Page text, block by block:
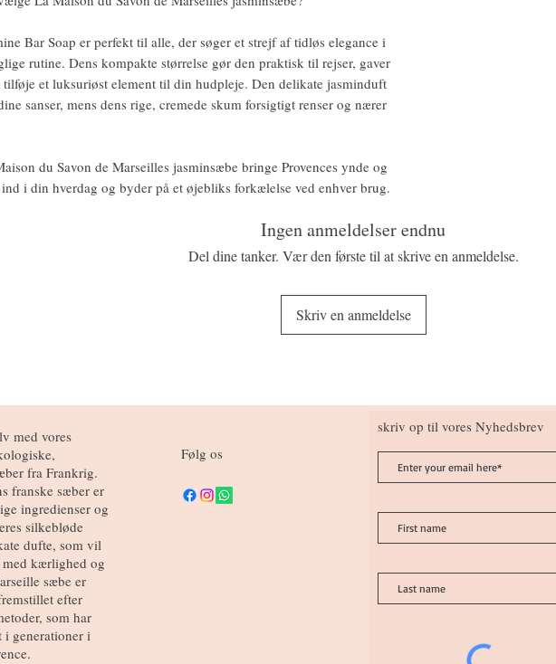
Bar Soap er perfekt til alle, der søger et strejf af tidløs elegance i
rutine. Dens kompakte størrelse gør den praktisk til rejser, gaver
et luksuriøst element til din hudpleje. Den delikate jasminduft
sanser, mens dens rige, cremede skum forsigtigt renser og nærer
du Savon de Marseilles jasminsæbe bringe Provences ynde og
i din hverdag og byder på et øjebliks forkælelse ved enhver brug.
Ingen anmeldelser endnu
Del dine tanker. Vær den første til at skrive en anmeldelse.
Skriv en anmeldelse
med vores
fra Frankrig.
franske sæber er
ingredienser og
silkebløde
dufte, som vil
kærlighed og
sæbe er
efter
som har
i generationer i
Følg os
skriv op til vores Nyhedsbrev